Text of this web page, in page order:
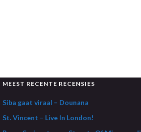
MEEST RECENTE RECENSIES
Siba gaat viraal – Dounana
St. Vincent – Live In London!